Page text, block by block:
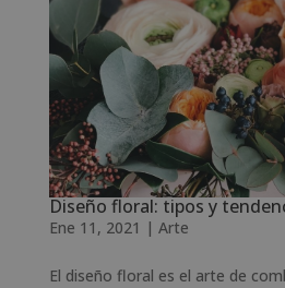
Diseño floral: tipos y
Ene 11, 2021 | Arte
El diseño floral es el arte de